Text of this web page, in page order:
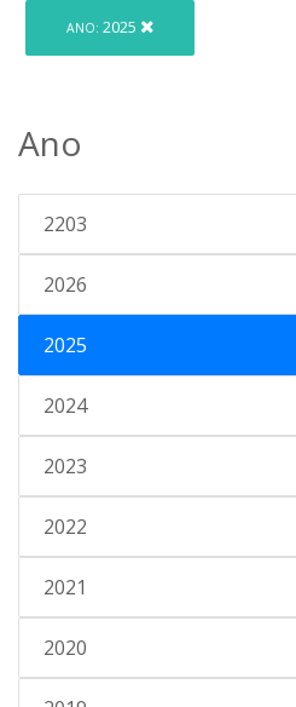
ANO: 2025
Ano
2203
2026
2025
2024
2023
2022
2021
2020